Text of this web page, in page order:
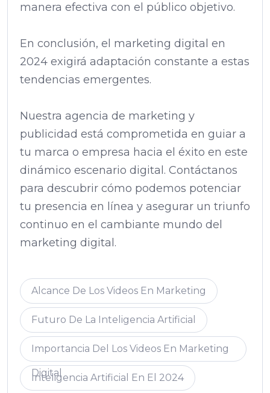
manera efectiva con el público objetivo.
En conclusión, el marketing digital en
2024 exigirá adaptación constante a estas
tendencias emergentes.
Nuestra agencia de marketing y
publicidad está comprometida en guiar a
tu marca o empresa hacia el éxito en este
dinámico escenario digital. Contáctanos
para descubrir cómo podemos potenciar
tu presencia en línea y asegurar un triunfo
continuo en el cambiante mundo del
marketing digital.
Alcance De Los Videos En Marketing
Futuro De La Inteligencia Artificial
Importancia Del Los Videos En Marketing
Digital
Inteligencia Artificial En El 2024